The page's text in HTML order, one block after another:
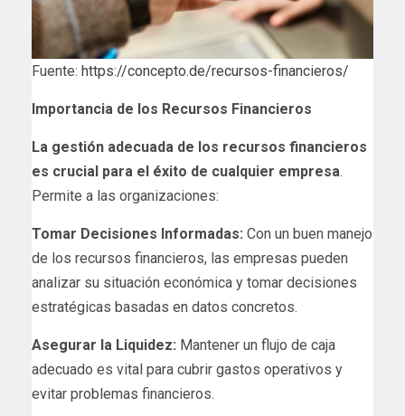
Fuente: https://concepto.de/recursos-financieros/
Importancia de los Recursos Financieros
La gestión adecuada de los recursos financieros
es crucial para el éxito de cualquier empresa.
Permite a las organizaciones:
Tomar Decisiones Informadas: Con un buen manejo
de los recursos financieros, las empresas pueden
analizar su situación económica y tomar decisiones
estratégicas basadas en datos concretos.
Asegurar la Liquidez: Mantener un flujo de caja
adecuado es vital para cubrir gastos operativos y
evitar problemas financieros.